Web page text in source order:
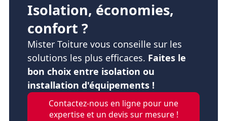
Isolation, économies,
confort ?
Mister Toiture vous conseille sur les
solutions les plus efficaces. Faites le
bon choix entre isolation ou
installation d'équipements !
Contactez-nous en ligne pour une
expertise et un devis sur mesure !